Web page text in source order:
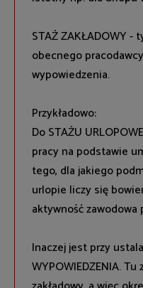
STAŻ ZAKŁADOWY
obecnego
wypowiedzenia.
Przykładowo:
Do STAŻU
pracy na podstawie
tego, dla jakiego
urlopie liczy się
aktywność zawodowa
Inaczej jest przy
WYPOWIEDZENIA.